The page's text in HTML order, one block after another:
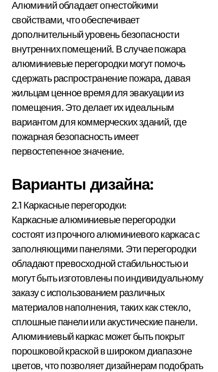
Алюминий обладает огнестойкими
свойствами, что обеспечивает
дополнительный уровень безопасности
внутренних помещений. В случае пожара
алюминиевые перегородки могут помочь
сдержать распространение пожара, давая
жильцам ценное время для эвакуации из
помещения. Это делает их идеальным
вариантом для коммерческих зданий, где
пожарная безопасность имеет
первостепенное значение.
Варианты дизайна:
2.1 Каркасные перегородки:
Каркасные алюминиевые перегородки
состоят из прочного алюминиевого каркаса с
заполняющими панелями. Эти перегородки
обладают превосходной стабильностью и
могут быть изготовлены по индивидуальному
заказу с использованием различных
материалов наполнения, таких как стекло,
сплошные панели или акустические панели.
Алюминиевый каркас может быть покрыт
порошковой краской в ​​широком диапазоне
цветов, что позволяет дизайнерам подобрать